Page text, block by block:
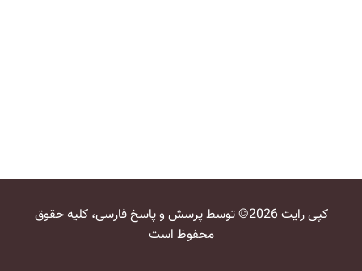
کپی رایت 2026© توسط پرسش و پاسخ فارسی، کلیه حقوق
محفوظ است